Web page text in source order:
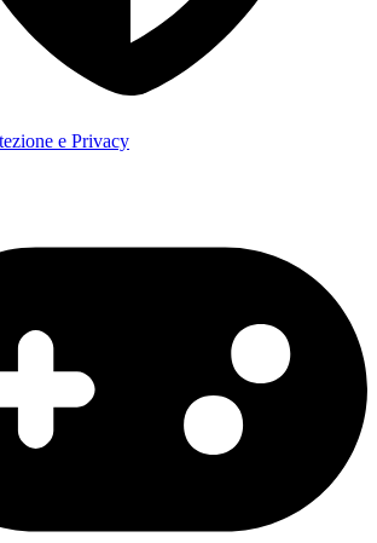
e Privacy